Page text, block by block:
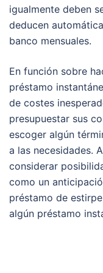
igualmente deben
deducen
banco mensuales.
En función sobre
préstamo
de costes
presupuestar sus
escoger algún
a las necesidades.
considerar
como un
préstamo de
algún préstamo